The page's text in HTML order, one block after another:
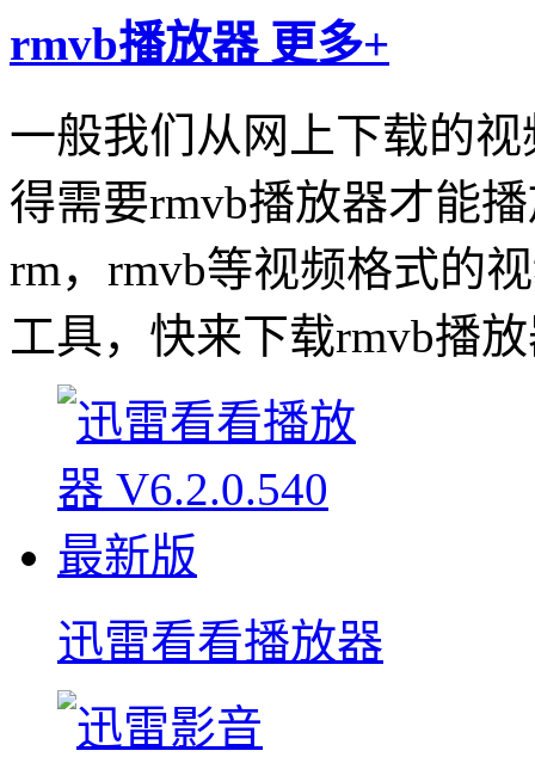
rmvb播放器 更多+
一般我们从网上下载的
得需要rmvb播放器才能
rm，rmvb等视频格式的
工具，快来下载rmvb播
迅雷看看播放器